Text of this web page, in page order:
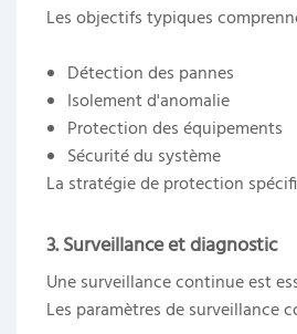
Les objectifs typiques
Détection des pannes
Isolement d'anomalie
Protection des équipements
Sécurité du système
La stratégie de protection
3. Surveillance et diagnostic
Une surveillance continue est
Les paramètres de surveillance